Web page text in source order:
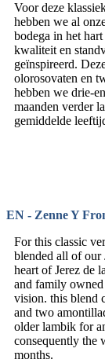
Voor deze
hebben we al
bodega in het
kwaliteit en
geïnspireerd.
olorosovaten en
hebben we drie-
maanden verder
gemiddelde
EN - Zenne Y
For this classic
blended all of our
heart of Jerez de
and family
vision. this blend
and two
older lambik for
consequently the
months.